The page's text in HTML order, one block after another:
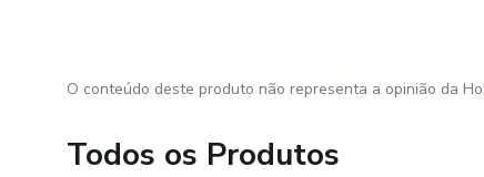
O conteúdo deste produto não representa a opinião da
Todos os Produtos